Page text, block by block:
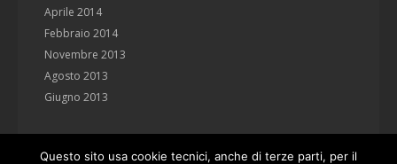
Aprile 2014
Febbraio 2014
Novembre 2013
Agosto 2013
Giugno 2013
Questo sito usa cookie tecnici, anche di terze parti, per il